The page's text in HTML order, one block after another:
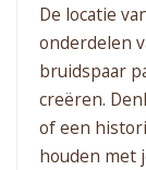
De locatie
onderdelen
bruidspaar
creëren.
of een
houden met